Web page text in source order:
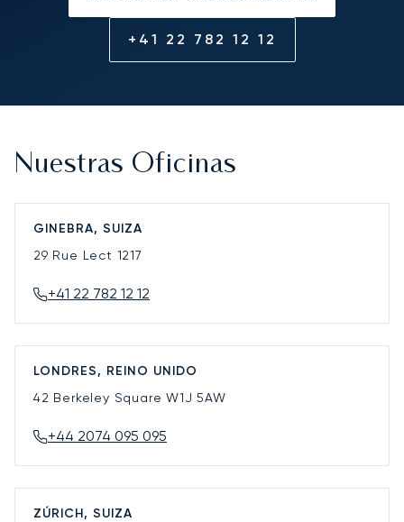
+41 22 782 12 12
Nuestras Oficinas
GINEBRA, SUIZA
29 Rue Lect 1217
+41 22 782 12 12
LONDRES, REINO UNIDO
42 Berkeley SquareW1J 5AW
+44 2074 095 095
ZÚRICH, SUIZA